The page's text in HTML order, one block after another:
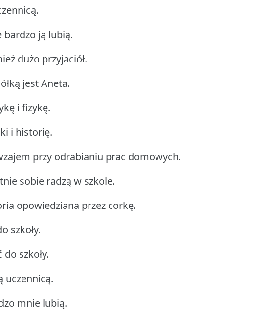
bardzo ją lubią.
dużo przyjaciół.
jest Aneta.
i fizykę.
i historię.
przy odrabianiu prac domowych.
sobie radzą w szkole.
opowiedziana przez corkę.
szkoły.
szkoły.
uczennicą.
mnie lubią.